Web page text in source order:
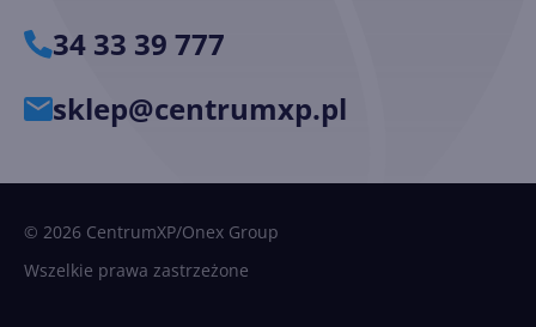
34 33 39 777
sklep@centrumxp.pl
© 2026 CentrumXP/Onex Group
Wszelkie prawa zastrzeżone